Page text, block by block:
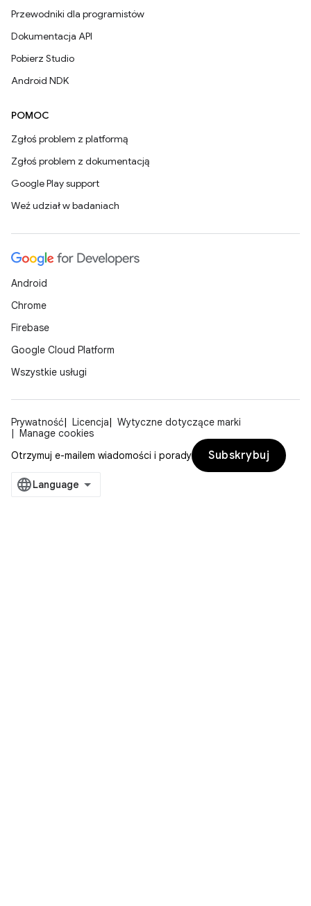
Przewodniki dla programistów
Dokumentacja API
Pobierz Studio
Android NDK
POMOC
Zgłoś problem z platformą
Zgłoś problem z dokumentacją
Google Play support
Weź udział w badaniach
Android
Chrome
Firebase
Google Cloud Platform
Wszystkie usługi
Prywatność Licencja
Wytyczne dotyczące marki
Manage cookies
Otrzymuj e-mailem wiadomości i porady
Subskrybuj